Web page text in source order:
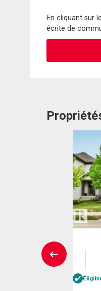
En cliquant sur
écrite de